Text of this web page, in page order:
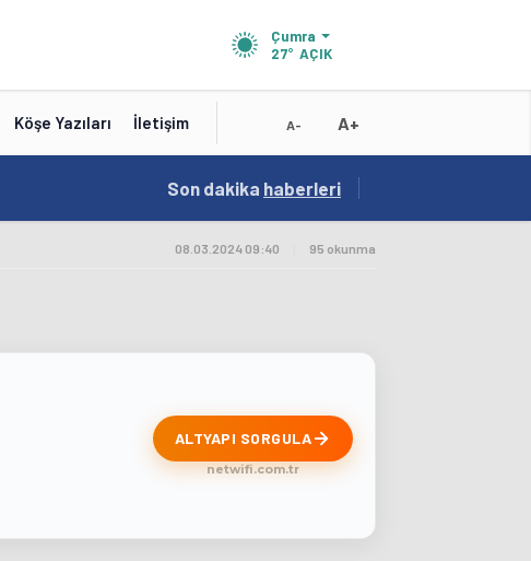
Çumra
27° AÇIK
Köşe Yazıları İletişim A- A+
15:41 / Test
Son dakika haberleri
08.03.2024 09:40 95 okunma
ALTYAPI SORGULA
netwifi.com.tr